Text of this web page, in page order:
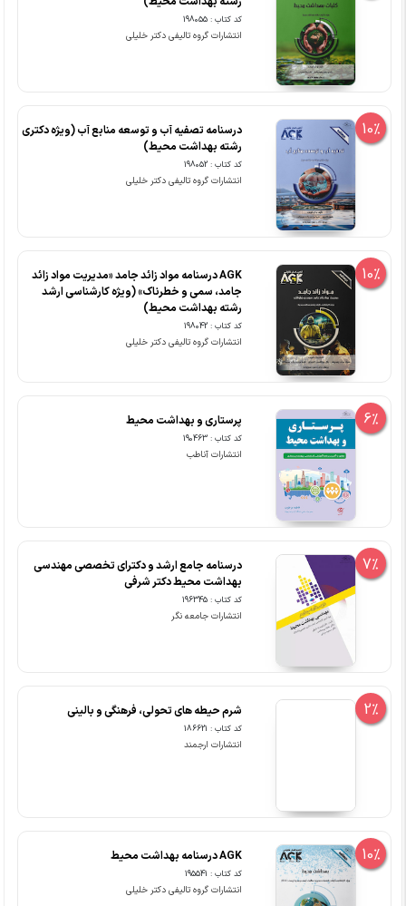
کد کتاب : 198055
انتشارات گروه تالیفی دکتر خلیلی
10%
درسنامه تصفیه آب و توسعه منابع آب (ویژه دکتری
رشته بهداشت محیط)
کد کتاب : 198052
انتشارات گروه تالیفی دکتر خلیلی
10%
‏AGK درسنامه مواد زائد جامد «مدیریت مواد زائد
جامد، سمی و خطرناک» (ویژه کارشناسی ارشد
رشته بهداشت محیط)
کد کتاب : 198042
انتشارات گروه تالیفی دکتر خلیلی
6% پرستاری و بهداشت محیط
کد کتاب : 190463
انتشارات آناطب
7%
درسنامه جامع ارشد و دکترای تخصصی مهندسی
بهداشت محیط دکتر شرفی
کد کتاب : 196345
انتشارات جامعه نگر
2% شرم حیطه های تحولی،‎ ‎فرهنگی و بالینی ‏
کد کتاب : 186621
انتشارات ارجمند
10% AGK درسنامه بهداشت محیط
کد کتاب : 195541
انتشارات گروه تالیفی دکتر خلیلی